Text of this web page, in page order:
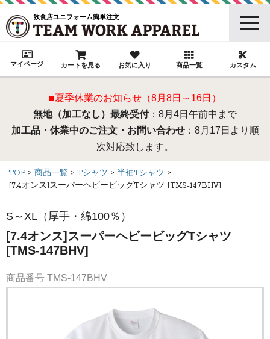
飲食店ユニフォーム簡単注文
マイページ カートを見る お気に入り 商品一覧 カスタム
■夏季休業のお知らせ（8月8日～16日）
無地（加工なし）最終受付：8月4日午前中まで
加工品・休業中のご注文・お問い合わせ：8月17日より順
次対応致します。
TOP 商品一覧 Tシャツ
半袖Tシャツ
[7.4オンス]スーパーヘビービッグTシャツ [TMS-147BHV]
S～XL（厚手・綿100％）
[7.4オンス]スーパーヘビービッグTシャツ
[TMS-147BHV]
商品番号 TMS-147BHV